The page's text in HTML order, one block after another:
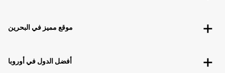
موقع مميز في البحرين
أفضل الدول في أوروبا